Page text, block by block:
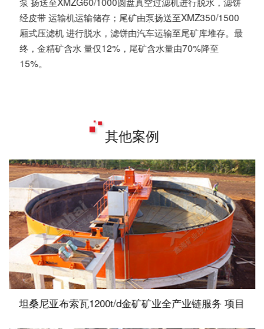
经皮带 运输机运输储存；尾矿由泵扬送至XMZ350/1500
厢式压滤机 进行脱水，滤饼由汽车运输至尾矿库堆存。最
终，金精矿含水 量仅12%，尾矿含水量由70%降至
15%。
其他案例
坦桑尼亚布索瓦1200t/d金矿矿业全产业链服务 项目